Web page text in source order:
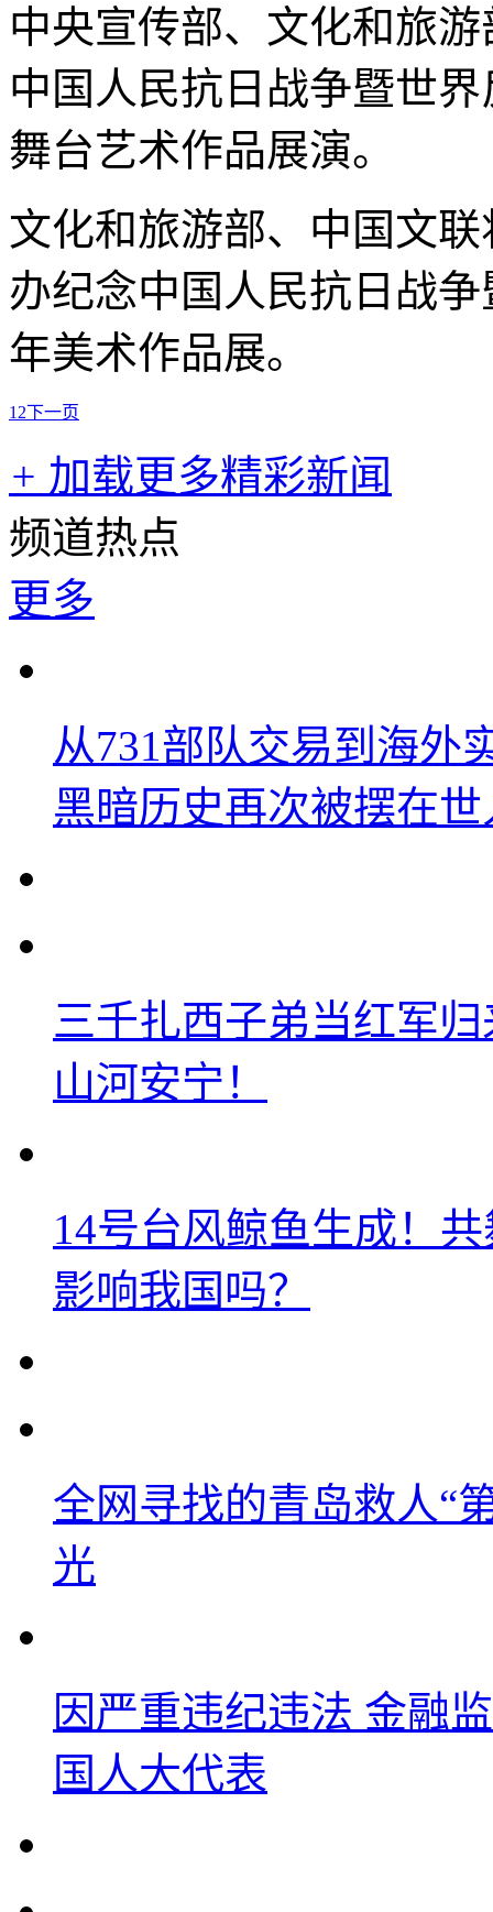
中央宣传部、文化和旅
中国人民抗日战争暨世
舞台艺术作品展演。
文化和旅游部、中国文
办纪念中国人民抗日战
年美术作品展。
1 2下一页
+ 加载更多精彩新闻
频道热点
更多
从731部队交易到海外
黑暗历史再次被摆在
三千扎西子弟当红军
山河安宁！
14号台风鲸鱼生成！
影响我国吗？
全网寻找的青岛救人“
光
因严重违纪违法 金融
国人大代表